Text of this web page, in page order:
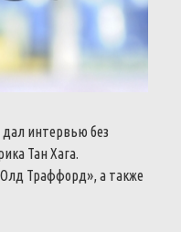
интервью без
Тан Хага.
Траффорд», а также